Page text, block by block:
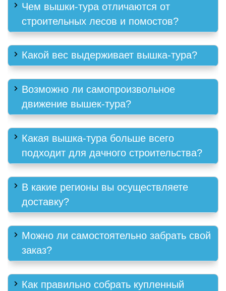
Чем вышки-тура отличаются от
строительных лесов и помостов?
Какой вес выдерживает вышка-тура?
Возможно ли самопроизвольное
движение вышек-тура?
Какая вышка-тура больше всего
подходит для дачного строительства?
В какие регионы вы осуществляете
доставку?
Можно ли самостоятельно забрать свой
заказ?
Как правильно собрать купленный